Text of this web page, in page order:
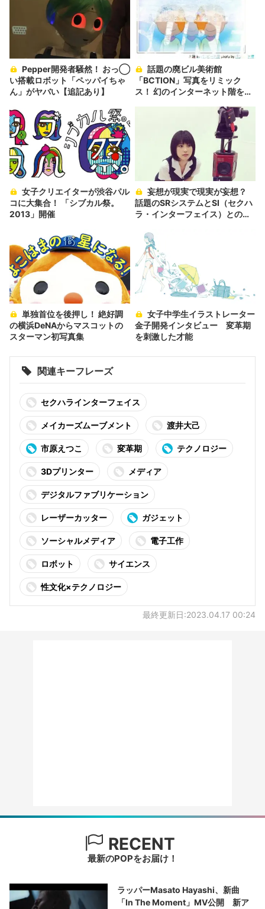
い搭載ロボット「ペッパイちゃ
ん」がヤバい【追記あり】
「BCTION」写真をリミック
ス！ 幻のインターネット階を創
コに大集合！ 「シブカル祭。
2013」開催
話題のSRシステムとSI（セクハ
ラ・インターフェイス）との魅
の横浜DeNAからマスコットの
スターマン初写真集
金子開発インタビュー 変革期
を刺激した才能
関連キーフレーズ
セクハラインターフェイス
メイカーズムーブメント 渡井大己
市原えつこ 変革期 テクノロジー
3Dプリンター メディア
デジタルファブリケーション
レーザーカッター ガジェット
ソーシャルメディア 電子工作
ロボット サイエンス
性文化×テクノロジー
最終更新日:2023.04.17 00:24
RECENT
最新のPOPをお届け！
ラッパーMasato Hayashi、新曲
「In The Moment」MV公開 新ア